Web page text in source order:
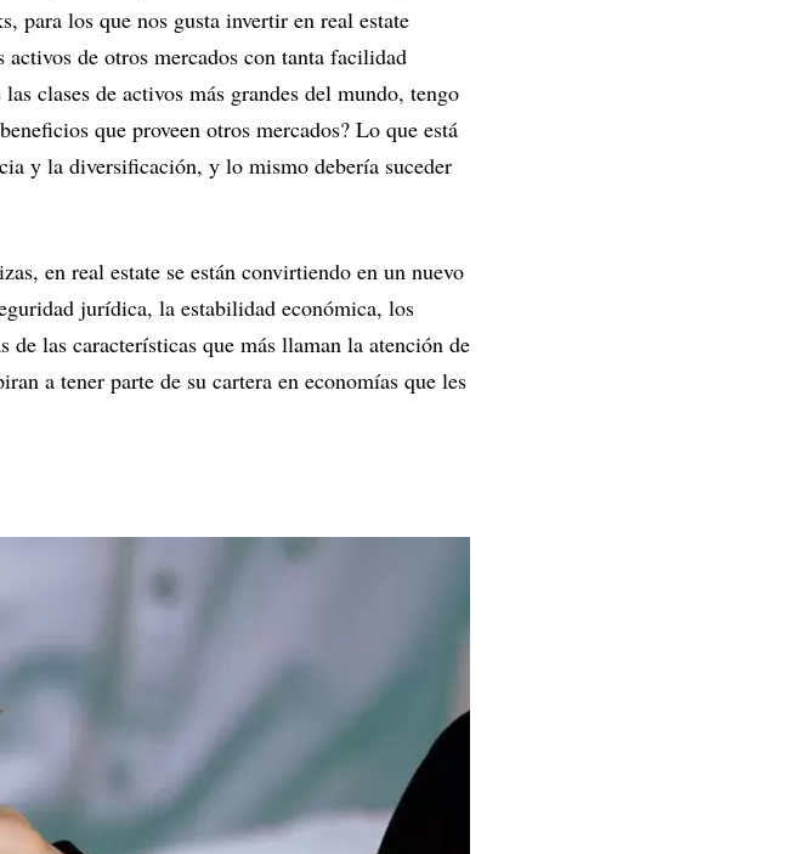
para los que nos gusta invertir en real estate
de otros mercados con tanta facilidad
clases de activos más grandes del mundo, tengo
que proveen otros mercados? Lo que está
y la diversificación, y lo mismo debería suceder
en real estate se están convirtiendo en un nuevo
jurídica, la estabilidad económica, los
las características que más llaman la atención de
a tener parte de su cartera en economías que les